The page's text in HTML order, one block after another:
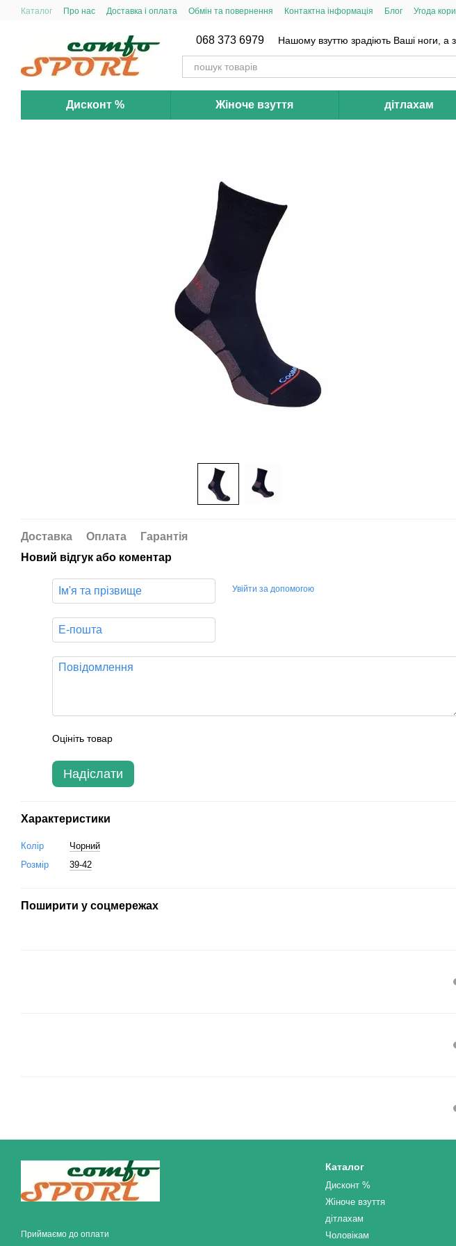
Перейти до основного контенту
Каталог Про нас Доставка і оплата Обмін та повернення Контактна інформація Блог Угода
068 373 6979 Нашому взуттю зрадіють Ваші ноги, а
Дисконт % Жіноче взуття дітлахам
Доставка Оплата
Гарантія
Новий відгук або коментар
Увійти за допомогою
Оцініть товар
Надіслати
Характеристики
Колір
Чорний
Розмір
39-42
Поширити у соцмережах
Приймаємо до оплати
Каталог
Дисконт %
Жіноче взуття
дітлахам
Чоловікам